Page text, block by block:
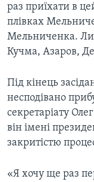
раз приїхати в
плівках
Мельниченка.
Кучма, Азаров,
Під кінець
несподівано
секретаріату
він імені
закритістю
«Я хочу ще раз